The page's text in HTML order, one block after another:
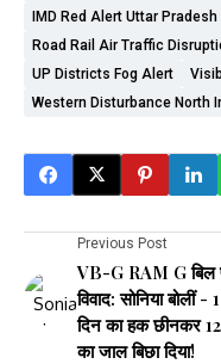
IMD Red Alert Uttar Pradesh
Road Rail Air Traffic
UP Districts Fog Alert
Western Disturbance North
Previous Post
VB-G RAM G बिल
विवाद: सोनिया बोलीं -
दिन का हक छीनकर
का जाल बिछा दिया!